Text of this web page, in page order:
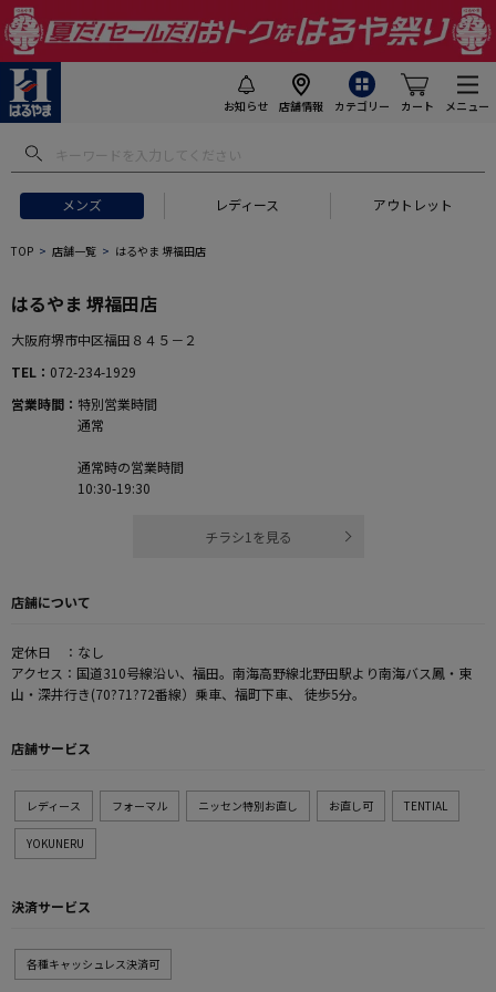
お知らせ 店舗情報 カテゴリー カート メニュー
メンズ レディース アウトレット
TOP 店舗一覧 はるやま 堺福田店
はるやま 堺福田店
大阪府堺市中区福田８４５－２
TEL
072-234-1929
営業時間
特別営業時間
通常
通常時の営業時間
10:30-19:30
チラシ1を見る
店舗について
定休日 ：なし
アクセス：国道310号線沿い、福田。南海高野線北野田駅より南海バス鳳・東
山・深井行き(70?71?72番線）乗車、福町下車、 徒歩5分。
店舗サービス
レディース フォーマル ニッセン特別お直し お直し可 TENTIAL
YOKUNERU
決済サービス
各種キャッシュレス決済可